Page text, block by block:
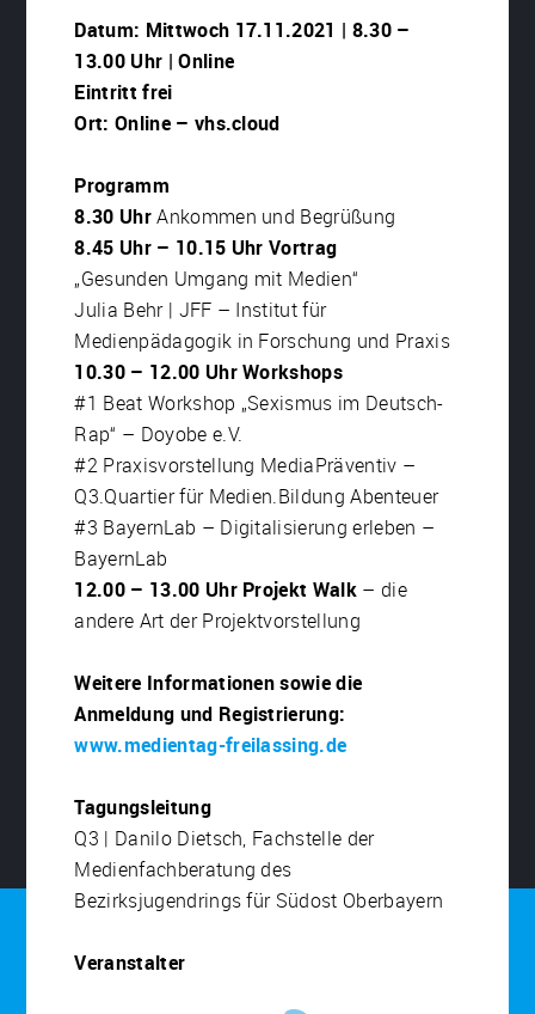
Datum: Mittwoch 17.11.2021 | 8.30 –
13.00 Uhr | Online
Eintritt frei
Ort: Online – vhs.cloud
Programm
8.30 UhrAnkommen und Begrüßung
8.45 Uhr – 10.15 Uhr Vortrag
„Gesunden Umgang mit Medien“
Julia Behr | JFF – Institut für
Medienpädagogik in Forschung und Praxis
10.30 – 12.00 Uhr Workshops
#1 Beat Workshop „Sexismus im Deutsch-
Rap“ – Doyobe e.V.
#2 Praxisvorstellung MediaPräventiv –
Q3.Quartier für Medien.Bildung Abenteuer
#3 BayernLab – Digitalisierung erleben –
BayernLab
12.00 – 13.00 Uhr Projekt Walk – die
andere Art der Projektvorstellung
Weitere Informationen sowie die
Anmeldung und Registrierung:
www.medientag-freilassing.de
Tagungsleitung
Q3 | Danilo Dietsch, Fachstelle der
Medienfachberatung des
Bezirksjugendrings für Südost Oberbayern
Veranstalter